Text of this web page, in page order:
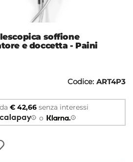
soffione
e doccetta - Paini
Codice: ART4P3
€ 42,66senza interessi
o